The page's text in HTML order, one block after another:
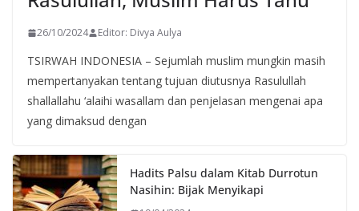
26/10/2024 Editor: Divya Aulya
TSIRWAH INDONESIA – Sejumlah muslim mungkin masih
mempertanyakan tentang tujuan diutusnya Rasulullah
shallallahu ‘alaihi wasallam dan penjelasan mengenai apa
yang dimaksud dengan
Hadits Palsu dalam Kitab Durrotun
Nasihin: Bijak Menyikapi